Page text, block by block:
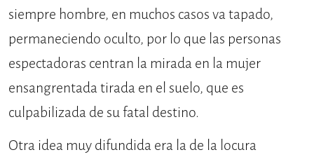
siempre hombre, en muchos casos va tapado,
permaneciendo oculto, por lo que las personas
espectadoras centran la mirada en la mujer
ensangrentada tirada en el suelo, que es
culpabilizada de su fatal destino.
Otra idea muy difundida era la de la locura